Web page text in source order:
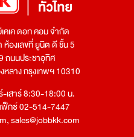
คเค ดอท คอม จำกัด
ห้องเลขที่ ยูนิต ดี ชั้น 5
ถนนประชาอุทิศ
หลาง กรุงเทพฯ 10310
เสาร์ 8:30-18:00 น.
ฟ็กซ์ 02-514-7447
,sales@jobbkk.com